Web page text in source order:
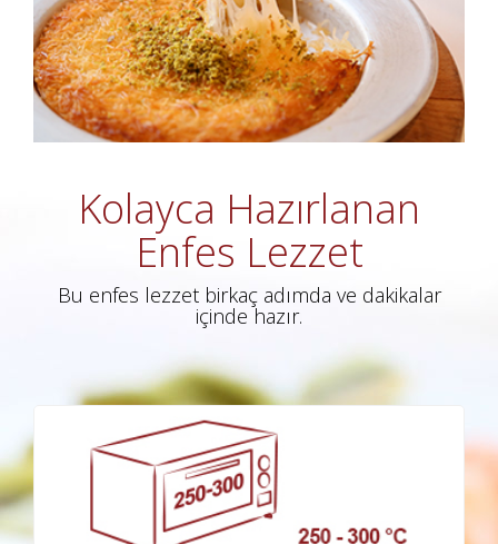
Kolayca Hazırlanan
Enfes Lezzet
Bu enfes lezzet birkaç adımda ve dakikalar
içinde hazır.